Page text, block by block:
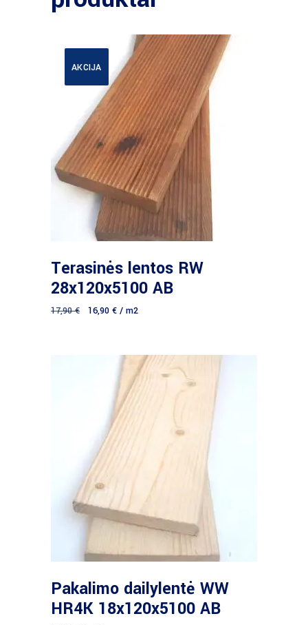
AKCIJA
Terasinės lentos RW
28x120x5100 AB
17,90€ 16,90 € / m2
Daugiau
Pakalimo dailylentė WW
HR4K 18x120x5100 AB